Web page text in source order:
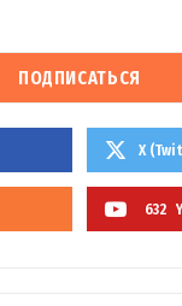
ПОДПИСАТЬСЯ
X
632